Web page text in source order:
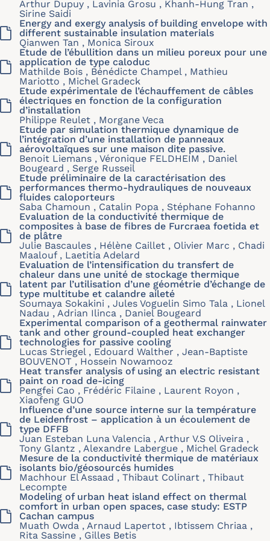
Arthur Dupuy , Lavinia Grosu , Khanh-Hung Tran ,
Sirine Saidi
Energy and exergy analysis of building envelope with
different sustainable insulation materials
Qianwen Tan , Monica Siroux
Etude de l’ébullition dans un milieu poreux pour une
application de type caloduc
Mathilde Bois , Bénédicte Champel , Mathieu
Mariotto , Michel Gradeck
Etude expérimentale de l’échauffement de câbles
électriques en fonction de la configuration
d’installation
Philippe Reulet , Morgane Veca
Etude par simulation thermique dynamique de
l’intégration d’une installation de panneaux
aérovoltaïques sur une maison dite passive.
Benoit Liemans , Véronique FELDHEIM , Daniel
Bougeard , Serge Russeil
Etude préliminaire de la caractérisation des
performances thermo-hydrauliques de nouveaux
fluides caloporteurs
Saba Chamoun , Catalin Popa , Stéphane Fohanno
Evaluation de la conductivité thermique de
composites à base de fibres de Furcraea foetida et
de plâtre
Julie Bascaules , Hélène Caillet , Olivier Marc , Chadi
Maalouf , Laetitia Adelard
Evaluation de l’intensification du transfert de
chaleur dans une unité de stockage thermique
latent par l’utilisation d’une géométrie d’échange de
type multitube et calandre aileté
Soumaya Sokakini , Jules Voguelin Simo Tala , Lionel
Nadau , Adrian Ilinca , Daniel Bougeard
Experimental comparison of a geothermal rainwater
tank and other ground-coupled heat exchanger
technologies for passive cooling
Lucas Striegel , Edouard Walther , Jean-Baptiste
BOUVENOT , Hossein Nowamooz
Heat transfer analysis of using an electric resistant
paint on road de-icing
Pengfei Cao , Frédéric Filaine , Laurent Royon ,
Xiaofeng GUO
Influence d’une source interne sur la température
de Leidenfrost – application à un écoulement de
type DFFB
Juan Esteban Luna Valencia , Arthur V.S Oliveira ,
Tony Glantz , Alexandre Labergue , Michel Gradeck
Mesure de la conductivité thermique de matériaux
isolants bio/géosourcés humides
Machhour El Assaad , Thibaut Colinart , Thibaut
Lecompte
Modeling of urban heat island effect on thermal
comfort in urban open spaces, case study: ESTP
Cachan campus
Muath Owda , Arnaud Lapertot , Ibtissem Chriaa ,
Rita Sassine , Gilles Betis